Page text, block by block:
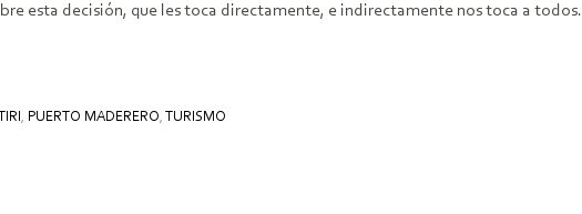
esta decisión, que les toca directamente, e indirectamente nos toca a todos.
, PUERTO MADERERO, TURISMO